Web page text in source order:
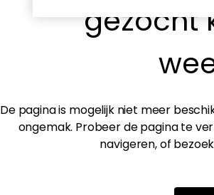
gezocht
De pagina is mogelijk niet meer
ongemak. Probeer de pagina te
navigeren, of